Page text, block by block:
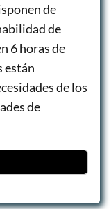
de
de
6 horas de
están
de los
de